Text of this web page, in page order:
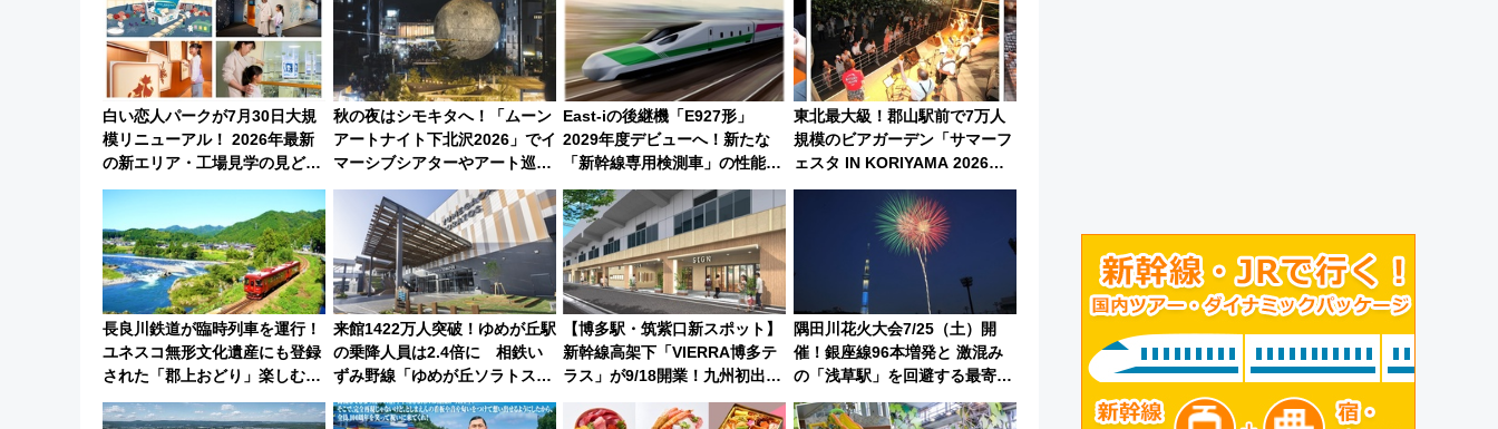
白い恋人パークが7月30日大規
模リニューアル！ 2026年最新
の新エリア・工場見学の見どこ
ろと料金・アクセスを徹底解説
秋の夜はシモキタへ！「ムーン
アートナイト下北沢2026」でイ
マーシブシアターやアート巡り
を満喫しよう
East-iの後継機「E927形」
2029年度デビューへ！新たな
「新幹線専用検測車」の性能を
徹底解説【JR東日本】
東北最大級！郡山駅前で7万人
規模のビアガーデン「サマーフ
ェスタ IN KORIYAMA 2026」
7/24-26開催！ 有料席はJRE
MALLで予約可能
長良川鉄道が臨時列車を運行！
ユネスコ無形文化遺産にも登録
された「郡上おどり」楽しむ人
に 乗車には予約が必要
来館1422万人突破！ゆめが丘駅
の乗降人員は2.4倍に 相鉄い
ずみ野線「ゆめが丘ソラトス」
2周年祭にそうにゃん＆DB.スタ
ーマンが登場
【博多駅・筑紫口新スポット】
新幹線高架下「VIERRA博多テ
ラス」が9/18開業！九州初出店
など注目の全6店舗 「博多活憩
通り」も一新
隅田川花火大会7/25（土）開
催！銀座線96本増発と 激混み
の「浅草駅」を回避する最寄り
駅･アクセス攻略法、2万発の花
火が都心の夜に！